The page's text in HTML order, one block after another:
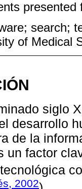
search;
of Medical
siglo
desarrollo
de la
un factor
2002